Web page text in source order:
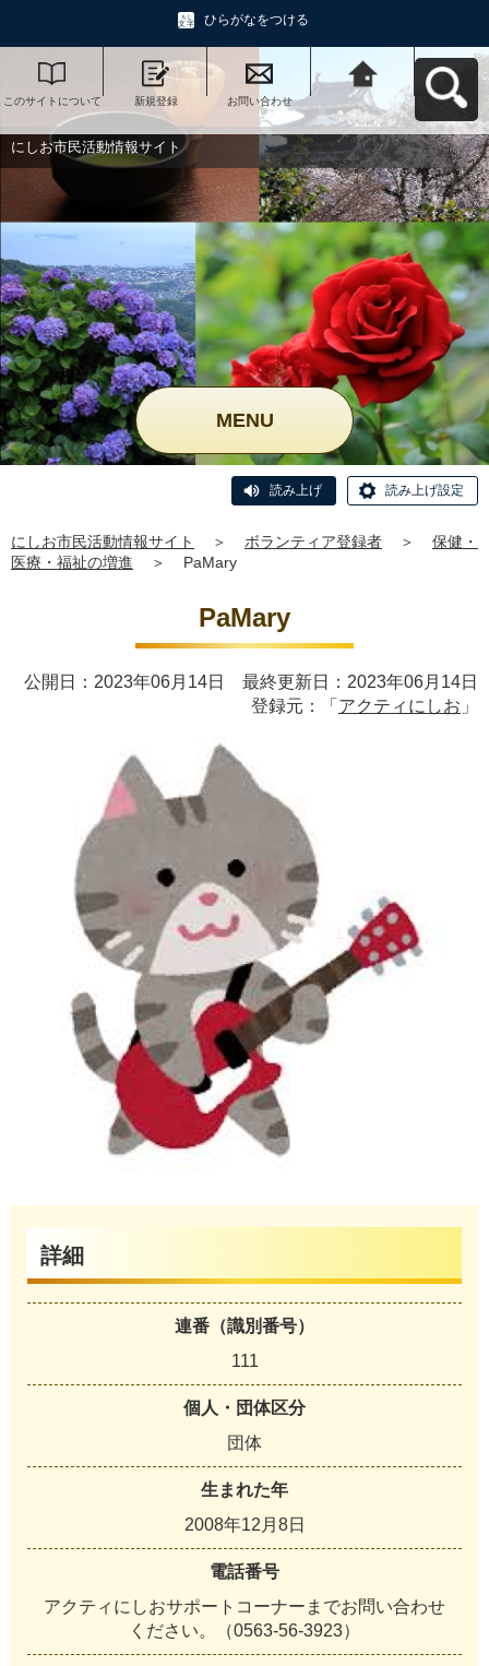
ひらがなをつける
このサイトについて 新規登録 お問い合わせ
にしお市民活動情報
サイトへ戻る
にしお市民活動情報サイト
MENU
読み上げ 読み上げ設定
にしお市民活動情報サイト ＞ ボランティア登録者 ＞
保健・
医療・福祉の増進
＞ PaMary
PaMary
公開日：2023年06月14日 最終更新日：2023年06月14日
登録元：「 アクティにしお 」
詳細
連番（識別番号）
111
個人・団体区分
団体
生まれた年
2008年12月8日
電話番号
アクティにしおサポートコーナーまでお問い合わせ
ください。（0563-56-3923）